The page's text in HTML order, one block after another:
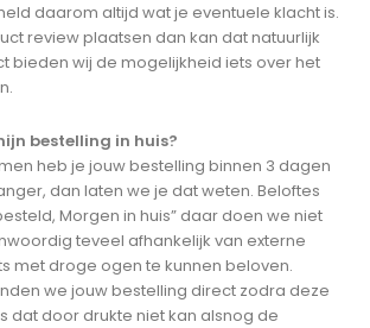
daarom altijd wat je eventuele klacht is.
review plaatsen dan kan dat natuurlijk
bieden wij de mogelijkheid iets over het
bestelling in huis?
heb je jouw bestelling binnen 3 dagen
dan laten we je dat weten. Beloftes
Morgen in huis” daar doen we niet
teveel afhankelijk van externe
met droge ogen te kunnen beloven.
we jouw bestelling direct zodra deze
dat door drukte niet kan alsnog de